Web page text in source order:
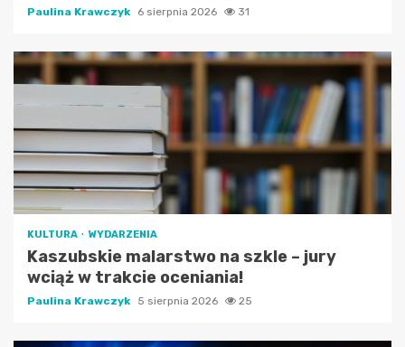
Paulina Krawczyk 6 sierpnia 2026 31
KULTURA WYDARZENIA
Kaszubskie malarstwo na szkle – jury
wciąż w trakcie oceniania!
Paulina Krawczyk 5 sierpnia 2026 25